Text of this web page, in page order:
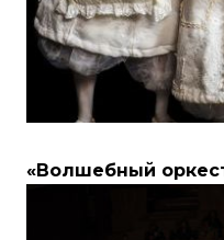
«Волшебный